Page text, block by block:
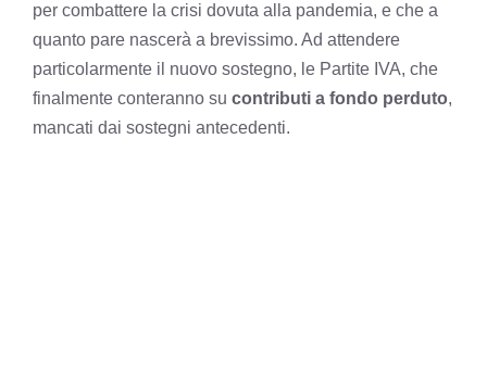
per combattere la crisi dovuta alla pandemia, e che a
quanto pare nascerà a brevissimo. Ad attendere
particolarmente il nuovo sostegno, le Partite IVA, che
finalmente conteranno su contributi a fondo perduto,
mancati dai sostegni antecedenti.